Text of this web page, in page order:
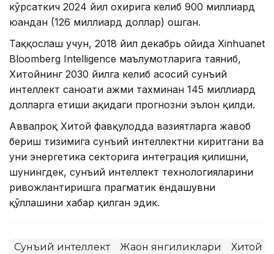
кўрсаткич 2024 йил охирига келиб 900 миллиард
юандан (126 миллиард доллар) ошган.
Таққослаш учун, 2018 йил декабрь ойида Xinhuanet
Bloomberg Intelligence маълумотларига таяниб,
Хитойнинг 2030 йилга келиб асосий сунъий
интеллект саноати ҳажми тахминан 145 миллиард
долларга етиши ҳақидаги прогнозни эълон қилди.
Аввалроқ Хитой фавқулодда вазиятларга жавоб
бериш тизимига сунъий интеллектни киритгани ва
уни энергетика секторига интеграция қилишни,
шунингдек, сунъий интеллект технологияларини
ривожлантиришга прагматик ёндашувни
қўллашини хабар қилган эдик.
Сунъий интеллект Жаҳон янгиликлари Хитой